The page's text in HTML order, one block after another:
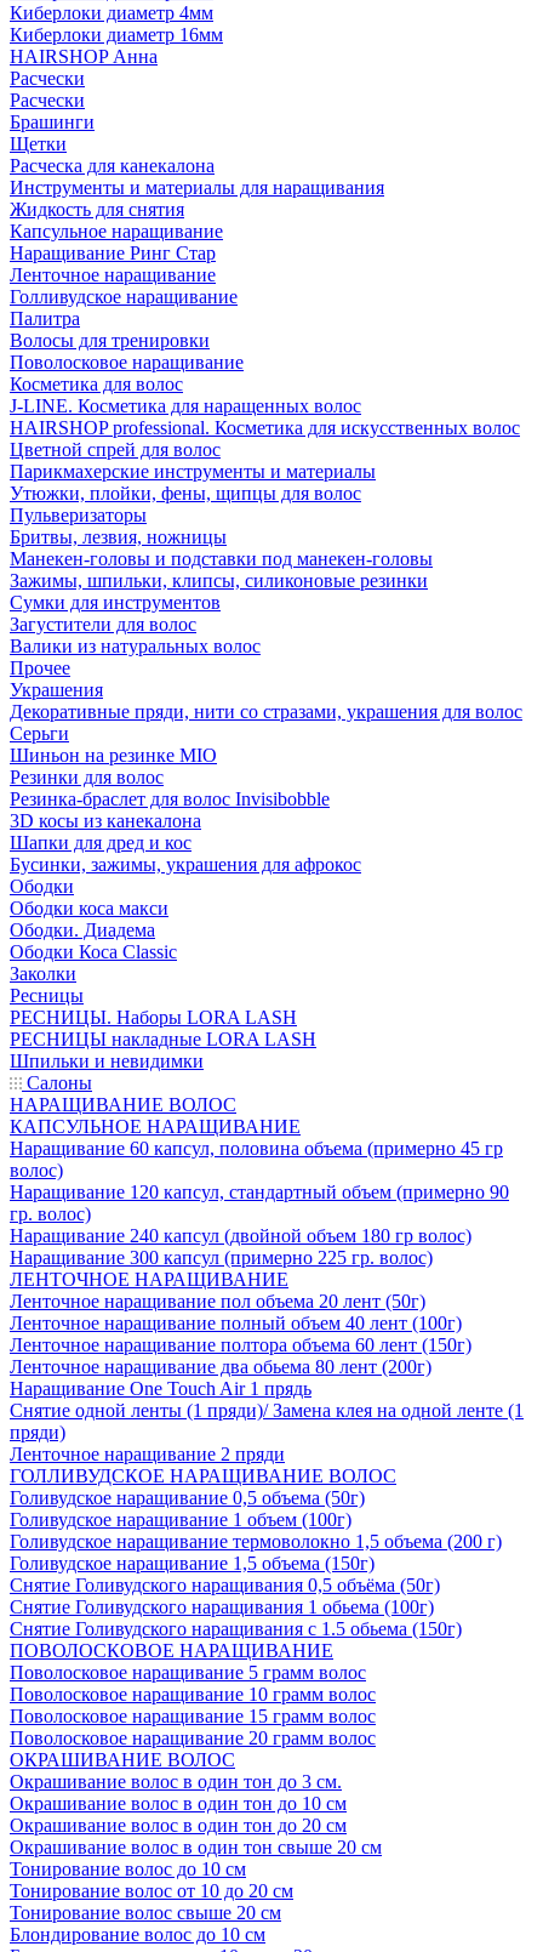
Киберлоки диаметр 4мм
Киберлоки диаметр 16мм
HAIRSHOP Анна
Расчески
Расчески
Брашинги
Щетки
Расческа для канекалона
Инструменты и материалы для наращивания
Жидкость для снятия
Капсульное наращивание
Наращивание Ринг Стар
Ленточное наращивание
Голливудское наращивание
Палитра
Волосы для тренировки
Поволосковое наращивание
Косметика для волос
J-LINE. Косметика для наращенных волос
HAIRSHOP professional. Косметика для искусственных волос
Цветной спрей для волос
Парикмахерские инструменты и материалы
Утюжки, плойки, фены, щипцы для волос
Пульверизаторы
Бритвы, лезвия, ножницы
Манекен-головы и подставки под манекен-головы
Зажимы, шпильки, клипсы, силиконовые резинки
Сумки для инструментов
Загустители для волос
Валики из натуральных волос
Прочее
Украшения
Декоративные пряди, нити со стразами, украшения для волос
Серьги
Шиньон на резинке MIO
Резинки для волос
Резинка-браслет для волос Invisibobble
3D косы из канекалона
Шапки для дред и кос
Бусинки, зажимы, украшения для афрокос
Ободки
Ободки коса макси
Ободки. Диадема
Ободки Коса Classic
Заколки
Ресницы
РЕСНИЦЫ. Наборы LORA LASH
РЕСНИЦЫ накладные LORA LASH
Шпильки и невидимки
Салоны
НАРАЩИВАНИЕ ВОЛОС
КАПСУЛЬНОЕ НАРАЩИВАНИЕ
Наращивание 60 капсул, половина объема (примерно 45 гр
волос)
Наращивание 120 капсул, стандартный объем (примерно 90
гр. волос)
Наращивание 240 капсул (двойной объем 180 гр волос)
Наращивание 300 капсул (примерно 225 гр. волос)
ЛЕНТОЧНОЕ НАРАЩИВАНИЕ
Ленточное наращивание пол объема 20 лент (50г)
Ленточное наращивание полный объем 40 лент (100г)
Ленточное наращивание полтора объема 60 лент (150г)
Ленточное наращивание два обьема 80 лент (200г)
Наращивание One Touch Air 1 прядь
Снятие одной ленты (1 пряди)/ Замена клея на одной ленте (1
пряди)
Ленточное наращивание 2 пряди
ГОЛЛИВУДСКОЕ НАРАЩИВАНИЕ ВОЛОС
Голивудское наращивание 0,5 объема (50г)
Голивудское наращивание 1 объем (100г)
Голивудское наращивание термоволокно 1,5 объема (200 г)
Голивудское наращивание 1,5 объема (150г)
Снятие Голивудского наращивания 0,5 объёма (50г)
Снятие Голивудского наращивания 1 обьема (100г)
Снятие Голивудского наращивания с 1.5 обьема (150г)
ПОВОЛОСКОВОЕ НАРАЩИВАНИЕ
Поволосковое наращивание 5 грамм волос
Поволосковое наращивание 10 грамм волос
Поволосковое наращивание 15 грамм волос
Поволосковое наращивание 20 грамм волос
ОКРАШИВАНИЕ ВОЛОС
Окрашивание волос в один тон до 3 см.
Окрашивание волос в один тон до 10 см
Окрашивание волос в один тон до 20 см
Окрашивание волос в один тон свыше 20 см
Тонирование волос до 10 см
Тонирование волос от 10 до 20 см
Тонирование волос свыше 20 см
Блондирование волос до 10 см